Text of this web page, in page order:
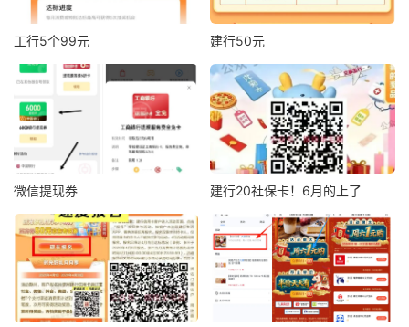
工行5个99元 建行50元
微信提现券 建行20社保卡！6月的上了